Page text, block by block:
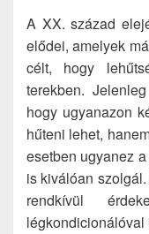
A XX. század
elődei, amelyek
célt, hogy
terekben.
hogy ugyanazon
hűteni lehet,
esetben ugyanez
is kiválóan
rendkívül
légkondicionálóval